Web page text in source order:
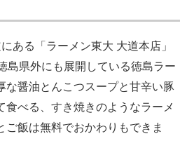
ある「ラーメン東大 大道本店」
島県外にも展開している徳島ラー
な醤油とんこつスープと甘辛い豚
食べる、すき焼きのようなラーメ
ご飯は無料でおかわりもできま